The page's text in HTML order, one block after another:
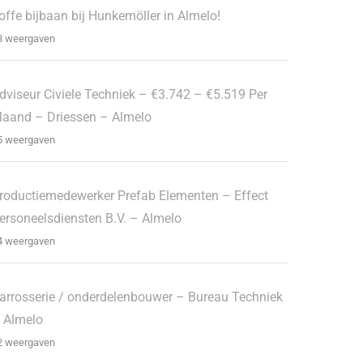
bijbaan bij Hunkemöller in Almelo!
weergaven
Civiele Techniek – €3.742 – €5.519 Per
– Driessen – Almelo
weergaven
Prefab Elementen – Effect
B.V. – Almelo
weergaven
/ onderdelenbouwer – Bureau Techniek
Almelo
weergaven